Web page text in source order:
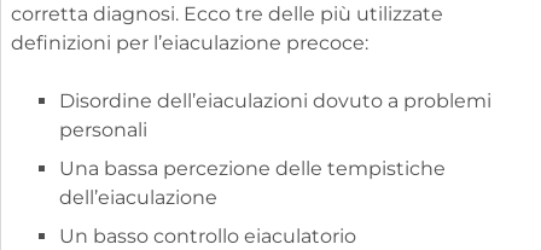
corretta diagnosi. Ecco tre delle più utilizzate
definizioni per l’eiaculazione precoce:
Disordine dell’eiaculazioni dovuto a problemi
personali
Una bassa percezione delle tempistiche
dell’eiaculazione
Un basso controllo eiaculatorio